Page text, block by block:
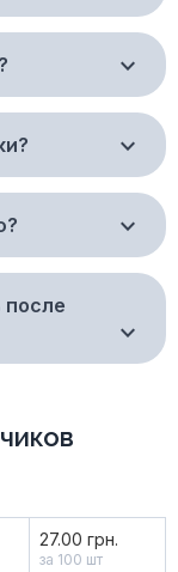
27.00 грн.
за 100 шт